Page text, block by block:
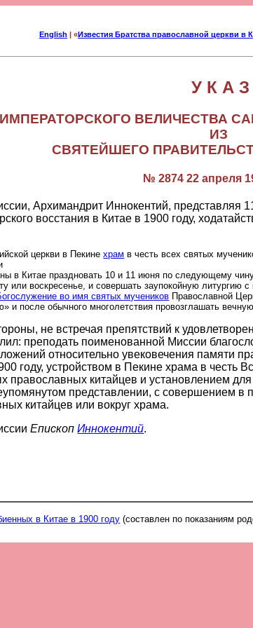
English | «Известия Братства православной церкви в
У К А З
ЕГО
ИЗ
СВЯТЕЙШЕГО
№
Архимандрит Иннокентий, представляя
в память сих первых китайцев-мучеников за
церкви в Пекинехрам в честь всех святых
в Китае праздновать 10 и 11 июня по следующему
или воскресенье, и совершать заупокойную
во имя святых мучеников Православной
не встречая препятствий к
преподать поименованной Миссии
относительно увековечения памяти
году, устройством в Пекине храма в
для православной общины в Китае ежегодного празднования 10 и 11
представлении, с совершением в
китайцев или вокруг храма.
ЕпископИннокентий.
в Китае в 1900 году (составлен по показаниям